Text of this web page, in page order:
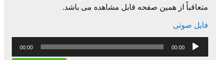
متعاقباً از همین صفحه قابل مشاهده می باشد.
فایل صوتی
پخش‌کننده
صوت
00:00
00:00